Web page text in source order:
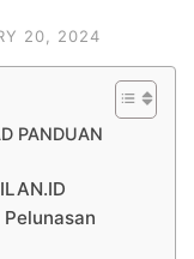
20, 2024
PANDUAN